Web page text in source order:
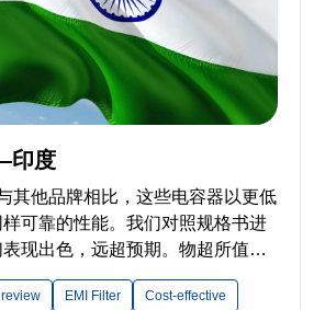
印度
其他品牌相比，这些电容器以更低
可靠的性能。我们对照规格书进
现出色，远超预期。物超所值。”
户
EMI Filter Cost-effective